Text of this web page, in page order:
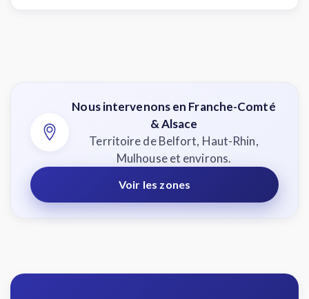
Nous intervenons en Franche-Comté
& Alsace
Territoire de Belfort, Haut-Rhin,
Mulhouse et environs.
Voir les zones